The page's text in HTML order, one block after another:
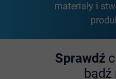
materiały i
Sprawdź
bądź